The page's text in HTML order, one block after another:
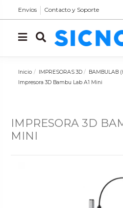
Envíos Contacto y Soporte
Inicio IMPRESORAS 3D
BAMBULAB
Impresora 3D Bambu Lab A1 Mini
IMPRESORA 3D
MINI